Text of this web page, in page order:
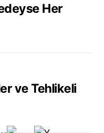
Her
ve Tehlikeli